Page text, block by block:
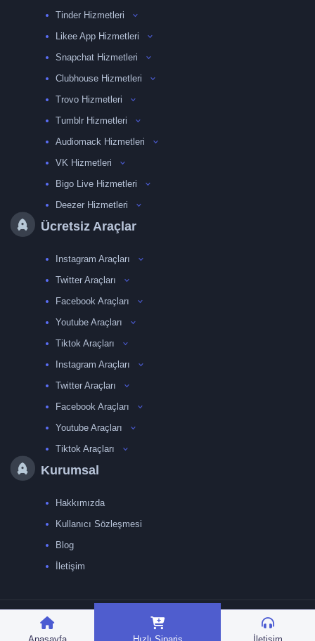
Tinder Hizmetleri
Likee App Hizmetleri
Snapchat Hizmetleri
Clubhouse Hizmetleri
Trovo Hizmetleri
Tumblr Hizmetleri
Audiomack Hizmetleri
VK Hizmetleri
Bigo Live Hizmetleri
Deezer Hizmetleri
Ücretsiz Araçlar
Instagram Araçları
Twitter Araçları
Facebook Araçları
Youtube Araçları
Tiktok Araçları
Instagram Araçları
Twitter Araçları
Facebook Araçları
Youtube Araçları
Tiktok Araçları
Kurumsal
Hakkımızda
Kullanıcı Sözleşmesi
Blog
İletişim
TRMedya 2026 © Tüm
hakları saklıdır.